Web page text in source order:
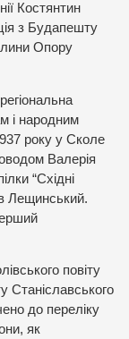
Костянтин
з Будапешту
Опору
і народним
року у Сколе
Валерія
“Східні
Лещинський.
повіту
Станіславського
до переліку
як